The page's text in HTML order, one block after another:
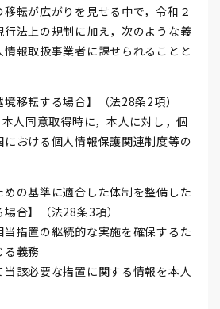
転が広がりを見せる中で，令和２
法上の規制に加え，次のような義
報取扱事業者に課せられることと
境移転する場合】（法28条2項）
人同意取得時に，本人に対し，個
おける個人情報保護関連制度等の
めの基準に適合した体制を整備した
合】（法28条3項）
当措置の継続的な実施を確保するた
る義務
当該必要な措置に関する情報を本人